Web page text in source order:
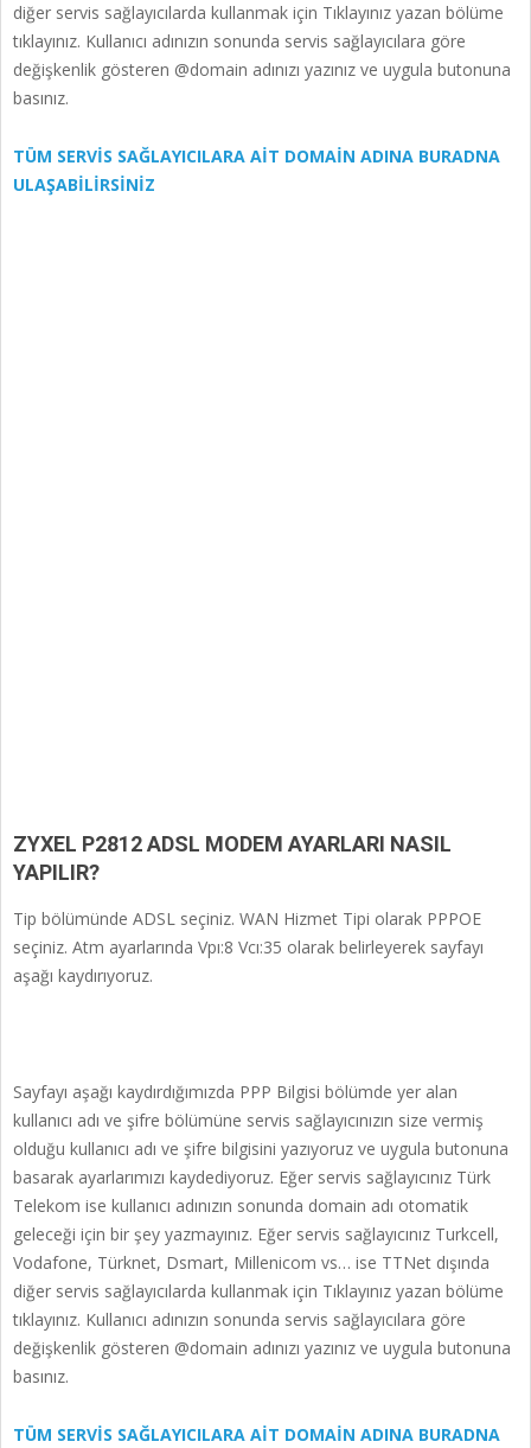
diğer servis sağlayıcılarda kullanmak için Tıklayınız yazan bölüme
tıklayınız. Kullanıcı adınızın sonunda servis sağlayıcılara göre
değişkenlik gösteren @domain adınızı yazınız ve uygula butonuna
basınız.
TÜM SERVİS SAĞLAYICILARA AİT DOMAİN ADINA BURADNA
ULAŞABİLİRSİNİZ
ZYXEL P2812 ADSL MODEM AYARLARI NASIL
YAPILIR?
Tip bölümünde ADSL seçiniz. WAN Hizmet Tipi olarak PPPOE
seçiniz. Atm ayarlarında Vpı:8 Vcı:35 olarak belirleyerek sayfayı
aşağı kaydırıyoruz.
Sayfayı aşağı kaydırdığımızda PPP Bilgisi bölümde yer alan
kullanıcı adı ve şifre bölümüne servis sağlayıcınızın size vermiş
olduğu kullanıcı adı ve şifre bilgisini yazıyoruz ve uygula butonuna
basarak ayarlarımızı kaydediyoruz. Eğer servis sağlayıcınız Türk
Telekom ise kullanıcı adınızın sonunda domain adı otomatik
geleceği için bir şey yazmayınız. Eğer servis sağlayıcınız Turkcell,
Vodafone, Türknet, Dsmart, Millenicom vs… ise TTNet dışında
diğer servis sağlayıcılarda kullanmak için Tıklayınız yazan bölüme
tıklayınız. Kullanıcı adınızın sonunda servis sağlayıcılara göre
değişkenlik gösteren @domain adınızı yazınız ve uygula butonuna
basınız.
TÜM SERVİS SAĞLAYICILARA AİT DOMAİN ADINA BURADNA